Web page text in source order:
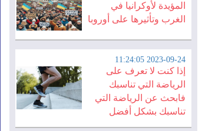
المؤيدة لأوكرانيا في
الغرب وتأثيرها على أوروبا
2023-09-24 11:24:05
إذا كنت لا تعرف على
الرياضة التي تناسبك
فابحث عن الرياضة التي
تناسبك بشكل أفضل